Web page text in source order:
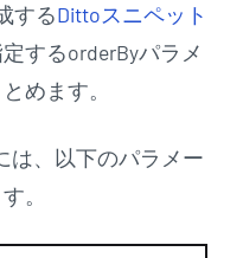
するDittoスニペット
するorderByパラメ
めます。
は、以下のパラメー
。